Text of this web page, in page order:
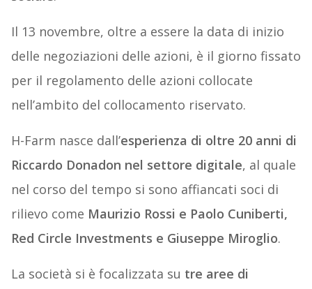
Il 13 novembre, oltre a essere la data di inizio
delle negoziazioni delle azioni, è il giorno fissato
per il regolamento delle azioni collocate
nell’ambito del collocamento riservato.
H-Farm nasce dall’esperienza di oltre 20 anni di
Riccardo Donadon nel settore digitale, al quale
nel corso del tempo si sono affiancati soci di
rilievo come Maurizio Rossi e Paolo Cuniberti,
Red Circle Investments e Giuseppe Miroglio.
La società si è focalizzata su tre aree di